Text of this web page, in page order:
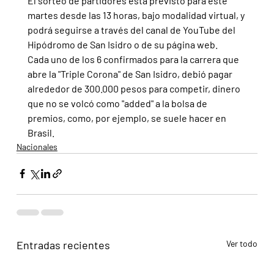
martes desde las 13 horas, bajo modalidad virtual, y
podrá seguirse a través del canal de YouTube del
Hipódromo de San Isidro o de su página web.
Cada uno de los 6 confirmados para la carrera que
abre la "Triple Corona" de San Isidro, debió pagar
alrededor de 300.000 pesos para competir, dinero
que no se volcó como "added" a la bolsa de
premios, como, por ejemplo, se suele hacer en
Brasil.
Nacionales
Entradas recientes Ver todo